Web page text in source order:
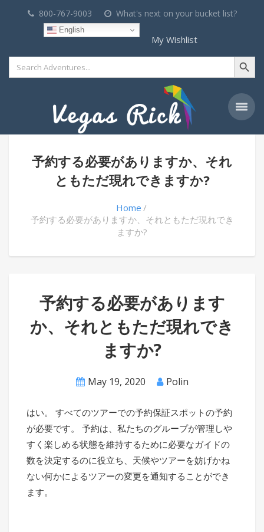
800-767-9003 What's next on your bucket list?
English
My Wishlist
Search
for:
Search Button
予約する必要がありますか、それ
ともただ現れできますか?
Home
予約する必要がありますか、それともただ現れでき
ますか?
予約する必要があります
か、それともただ現れでき
ますか?
May 19, 2020 Polin
はい。 すべてのツアーでの予約保証スポットの予約
が必要です。 予約は、私たちのグループが管理しや
すく楽しめる状態を維持するために必要なガイドの
数を決定するのに役立ち、天候やツアーを妨げかね
ない何かによるツアーの変更を通知することができ
ます。